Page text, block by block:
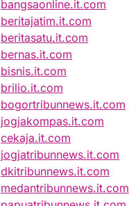
bangsaonline.it.com
beritajatim.it.com
beritasatu.it.com
bernas.it.com
bisnis.it.com
brilio.it.com
bogortribunnews.it.com
jogjakompas.it.com
cekaja.it.com
jogjatribunnews.it.com
dkitribunnews.it.com
medantribunnews.it.com